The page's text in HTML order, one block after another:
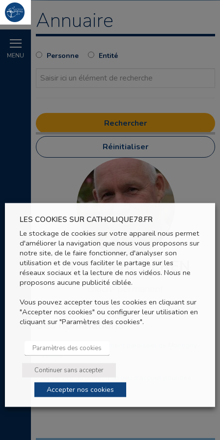
MENU
Annuaire
Personne Entité
Réinitialiser
M. Frédéric DEREN
Diacre permanent
Ses nominations
Diacre pour le groupement paroissial de Montigny -
Voisins
femmes en difficulté
LES COOKIES SUR CATHOLIQUE78.FR
Le stockage de cookies sur votre appareil nous permet
d'améliorer la navigation que nous vous proposons sur
notre site, de le faire fonctionner, d'analyser son
utilisation et de vous faciliter le partage sur les
réseaux sociaux et la lecture de nos vidéos. Nous ne
proposons aucune publicité ciblée.
Vous pouvez accepter tous les cookies en cliquant sur
"Accepter nos cookies" ou configurer leur utilisation en
cliquant sur "Paramètres des cookies".
Paramètres des cookies
Continuer sans accepter
Accepter nos cookies